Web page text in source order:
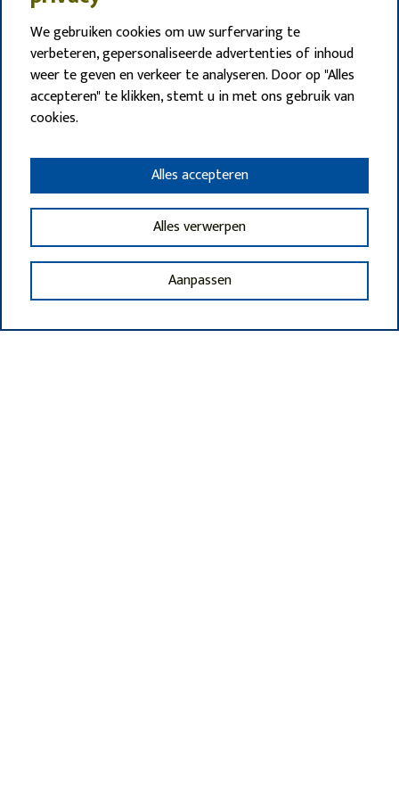
We gebruiken cookies om uw surfervaring te
verbeteren, gepersonaliseerde advertenties of inhoud
weer te geven en verkeer te analyseren. Door op "Alles
accepteren" te klikken, stemt u in met ons gebruik van
cookies.
Aanpassen
Alles verwerpen
Alles accepteren